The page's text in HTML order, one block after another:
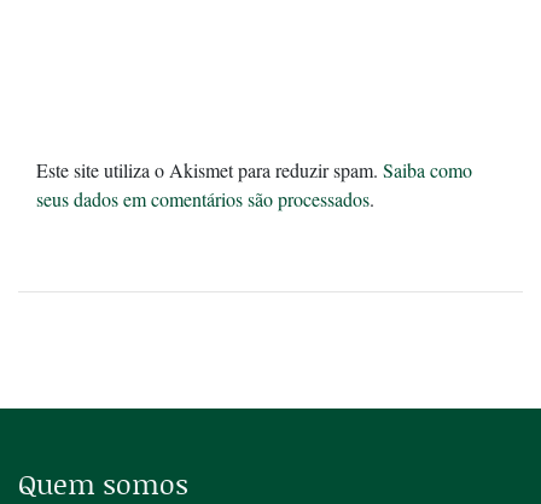
Este site utiliza o Akismet para reduzir spam. Saiba como
seus dados em comentários são processados.
Quem somos